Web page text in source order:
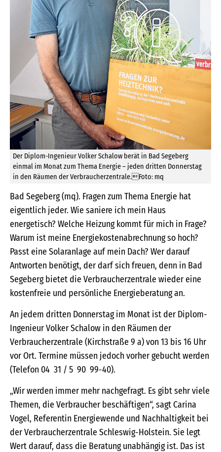
Der Diplom-Ingenieur Volker Schalow berät in Bad Segeberg
einmal im Monat zum Thema Energie – jeden dritten Donnerstag
in den Räumen der Verbraucherzentrale.Foto: mq
Bad Segeberg (mq). Fragen zum Thema Energie hat
eigentlich jeder. Wie saniere ich mein Haus
energetisch? Welche Heizung kommt für mich in Frage?
Warum ist meine Energiekostenabrechnung so hoch?
Passt eine Solaranlage auf mein Dach? Wer darauf
Antworten benötigt, der darf sich freuen, denn in Bad
Segeberg bietet die Verbraucherzentrale wieder eine
kostenfreie und persönliche Energieberatung an.
An jedem dritten Donnerstag im Monat ist der Diplom-
Ingenieur Volker Schalow in den Räumen der
Verbraucherzentrale (Kirchstraße 9 a) von 13 bis 16 Uhr
vor Ort. Termine müssen jedoch vorher gebucht werden
(Telefon 04 31 / 5 90 99-40).
„Wir werden immer mehr nachgefragt. Es gibt sehr viele
Themen, die Verbraucher beschäftigen“, sagt Carina
Vogel, Referentin Energiewende und Nachhaltigkeit bei
der Verbraucherzentrale Schleswig-Holstein. Sie legt
Wert darauf, dass die Beratung unabhängig ist. Das ist